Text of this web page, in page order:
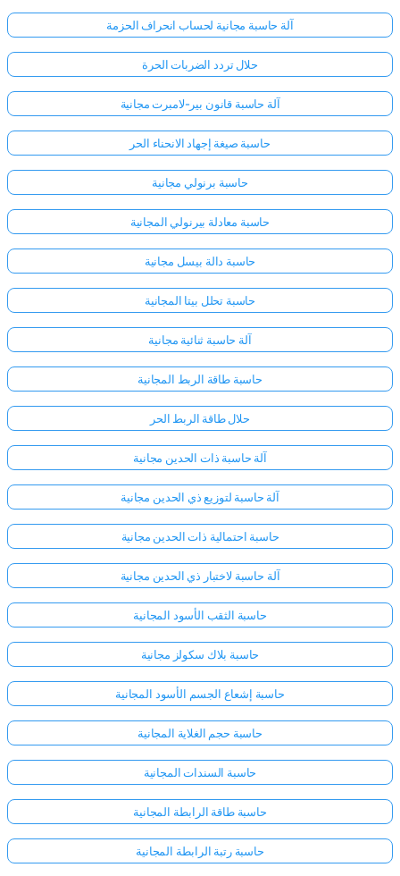
لا
توجد
أسئلة
بعد
اطرح
الأول
آلة حاسبة مجانية لحساب انحراف الحزمة
حلال تردد الضربات الحرة
آلة حاسبة قانون بير-لامبرت مجانية
حاسبة صيغة إجهاد الانحناء الحر
حاسبة برنولي مجانية
حاسبة معادلة بيرنولي المجانية
حاسبة دالة بيسل مجانية
حاسبة تحلل بيتا المجانية
آلة حاسبة ثنائية مجانية
حاسبة طاقة الربط المجانية
حلال طاقة الربط الحر
آلة حاسبة ذات الحدين مجانية
آلة حاسبة لتوزيع ذي الحدين مجانية
حاسبة احتمالية ذات الحدين مجانية
آلة حاسبة لاختبار ذي الحدين مجانية
حاسبة الثقب الأسود المجانية
حاسبة بلاك سكولز مجانية
حاسبة إشعاع الجسم الأسود المجانية
حاسبة حجم الغلاية المجانية
حاسبة السندات المجانية
حاسبة طاقة الرابطة المجانية
حاسبة رتبة الرابطة المجانية